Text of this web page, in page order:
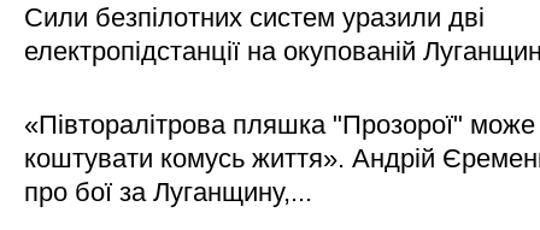
Сили безпілотних систем уразили дві
електропідстанції на окупованій
«Півторалітрова пляшка "Прозорої" може
коштувати комусь життя». Андрій
про бої за Луганщину,...